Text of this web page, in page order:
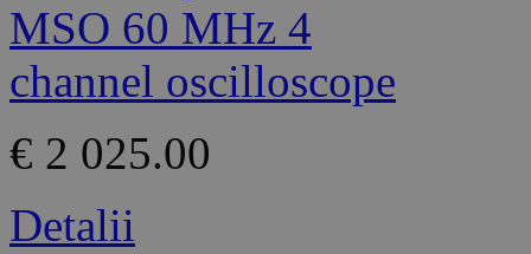
€ 2 025.00
Detalii